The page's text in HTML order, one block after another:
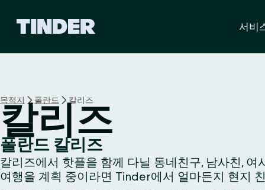
서비
목적지 폴란드 칼리즈
칼리즈
폴란드 칼리즈
칼리즈에서 핫플을 함께 다닐 동네친구, 남사친,
여행을 계획 중이라면 Tinder에서 얼마든지 현지